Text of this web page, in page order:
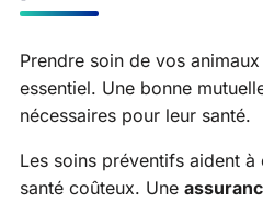
Prendre soin de vos
essentiel. Une bonne
nécessaires pour leur santé.
Les soins préventifs aident
santé coûteux. Une